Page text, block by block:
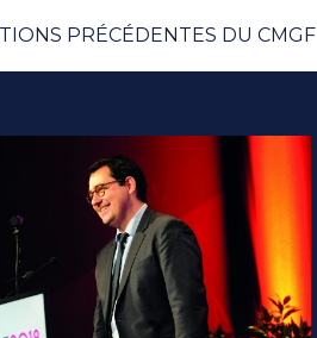
PRÉCÉDENTES DU CMGF